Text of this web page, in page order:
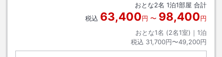
おとな2名 1泊1部屋 合計
税込 63,400円 〜 98,400円
おとな1名 (2名1室)｜ 1泊
税込 31,700円〜49,200円